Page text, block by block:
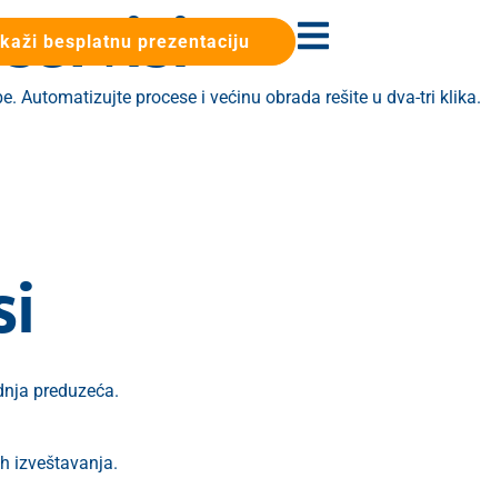
besplatnu prezentaciju
Automatizujte procese i većinu obrada rešite u dva-tri klika.
preduzeća.
izveštavanja.